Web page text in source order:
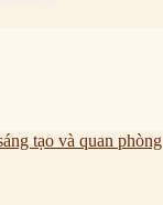
tạo và quan phòng